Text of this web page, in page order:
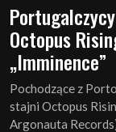
Octopus
„Imminence”
Pochodzące z
stajni Octopus
Argonauta